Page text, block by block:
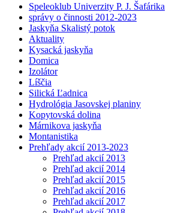
Speleoklub Univerzity P. J. Šafárika
správy o činnosti 2012-2023
Jaskyňa Skalistý potok
Aktuality
Kysacká jaskyňa
Domica
Izolátor
Líščia
Silická Ľadnica
Hydrológia Jasovskej planiny
Kopytovská dolina
Márnikova jaskyňa
Montanistika
Prehľady akcií 2013-2023
Prehľad akcií 2013
Prehľad akcií 2014
Prehľad akcií 2015
Prehľad akcií 2016
Prehľad akcií 2017